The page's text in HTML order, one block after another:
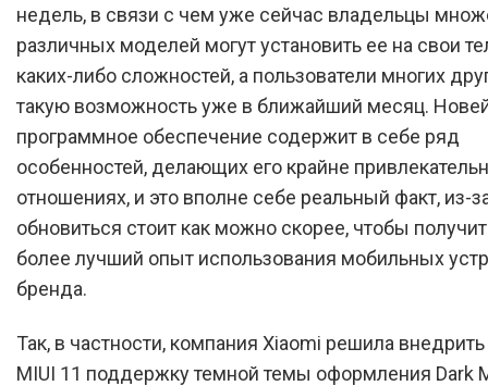
недель, в связи с чем уже сейчас владельцы
различных моделей могут установить ее на свои
каких-либо сложностей, а пользователи многих
такую возможность уже в ближайший месяц.
программное обеспечение содержит в себе ряд
особенностей, делающих его крайне
отношениях, и это вполне себе реальный факт, из-
обновиться стоит как можно скорее, чтобы
более лучший опыт использования мобильных
бренда.
Так, в частности, компания Xiaomi решила
MIUI 11 поддержку темной темы оформления Dark